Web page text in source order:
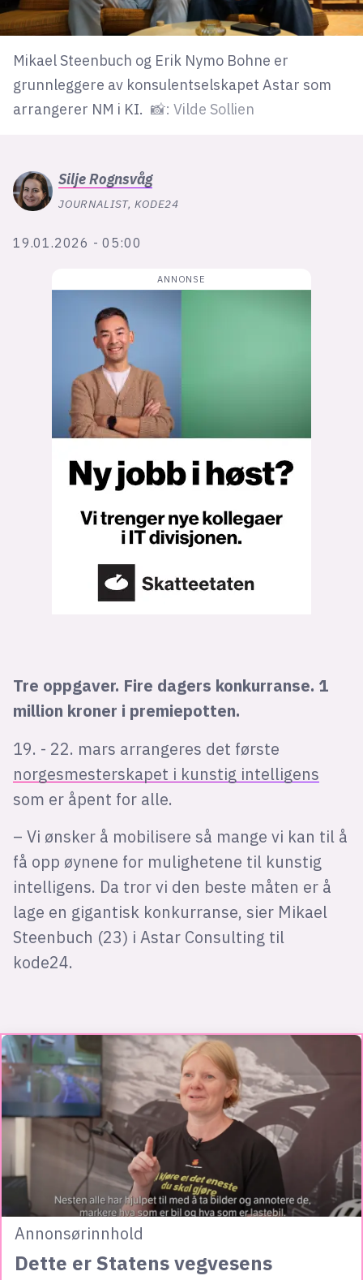
Mikael Steenbuch og Erik Nymo Bohne er
grunnleggere av konsulentselskapet Astar som
arrangerer NM i KI. 📸: Vilde Sollien
SiljeRognsvåg
JOURNALIST, KODE24
19.01.2026 - 05:00
Tre oppgaver. Fire dagers konkurranse. 1
million kroner i premiepotten.
19. - 22. mars arrangeres det første
norgesmesterskapet i kunstig intelligens
som er åpent for alle.
– Vi ønsker å mobilisere så mange vi kan til å
få opp øynene for mulighetene til kunstig
intelligens. Da tror vi den beste måten er å
lage en gigantisk konkurranse, sier Mikael
Steenbuch (23) i Astar Consulting til
kode24.
Annonsørinnhold
Dette er Statens vegvesens